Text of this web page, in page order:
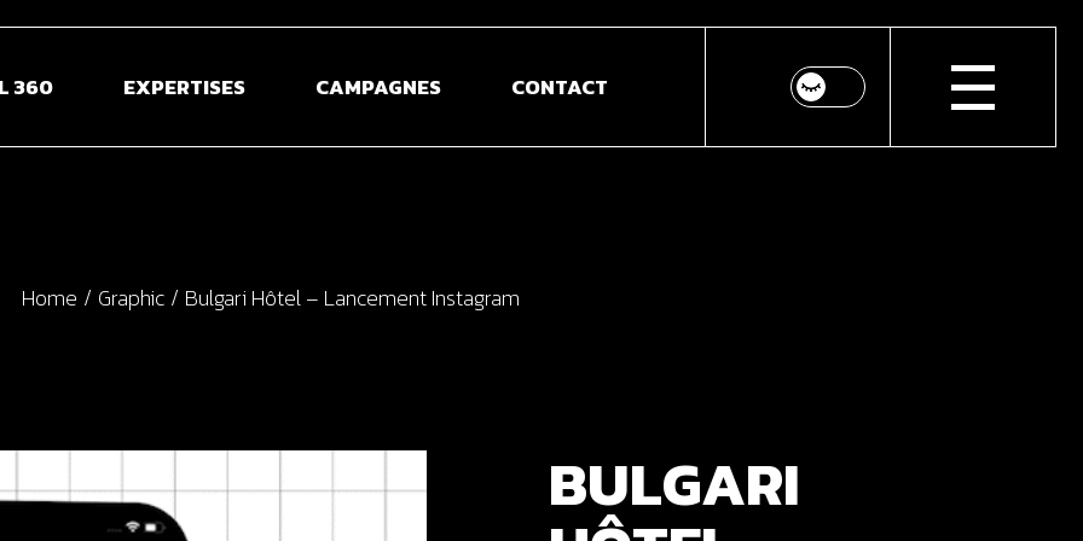
360 EXPERTISES CAMPAGNES CONTACT
Home Graphic Bulgari Hôtel – Lancement Instagram
BULGARI